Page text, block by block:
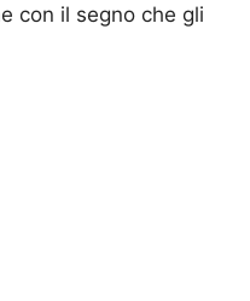
con il segno che gli